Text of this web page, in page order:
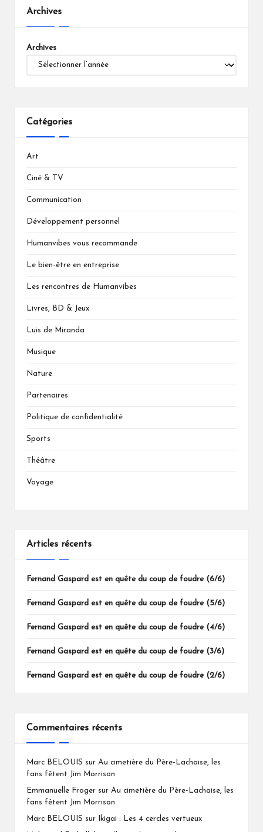
Archives
Archives
Catégories
Art
Ciné & TV
Communication
Développement personnel
Humanvibes vous recommande
Le bien-être en entreprise
Les rencontres de Humanvibes
Livres, BD & Jeux
Luis de Miranda
Musique
Nature
Partenaires
Politique de confidentialité
Sports
Théâtre
Voyage
Articles récents
Fernand Gaspard est en quête du coup de foudre (6/6)
Fernand Gaspard est en quête du coup de foudre (5/6)
Fernand Gaspard est en quête du coup de foudre (4/6)
Fernand Gaspard est en quête du coup de foudre (3/6)
Fernand Gaspard est en quête du coup de foudre (2/6)
Commentaires récents
Marc BELOUIS sur Au cimetière du Père-Lachaise, les
fans fêtent Jim Morrison
Emmanuelle Froger sur Au cimetière du Père-Lachaise, les
fans fêtent Jim Morrison
Marc BELOUIS sur Ikigai : Les 4 cercles vertueux